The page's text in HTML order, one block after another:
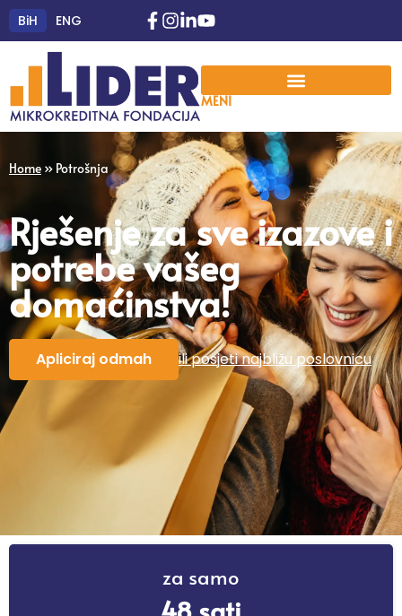
BiH ENG
MENI
Home » Potrošnja
Rješenje za sve izazove i
potrebe vašeg
domaćinstva!
Apliciraj odmah ili posjeti najbližu poslovnicu
za samo